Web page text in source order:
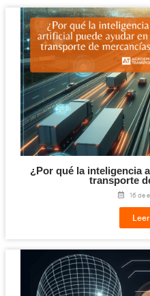
Tacógrafo Digital (57)
Teleformación / E-
Título de Transportista
Transporte animales (4)
Transporte de Viajeros
(5)
Vehículos Eléctricos